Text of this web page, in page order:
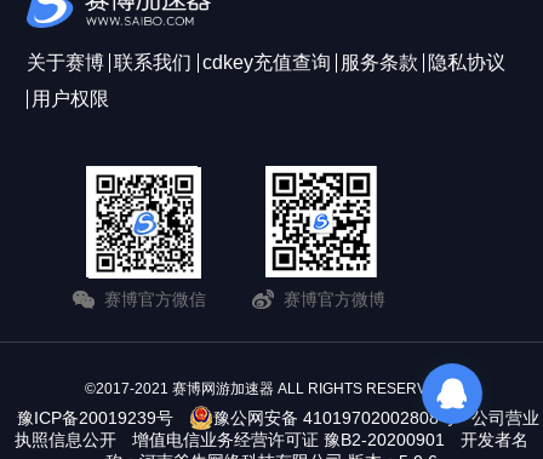
关于赛博 联系我们 cdkey充值查询 服务条款
隐私协议
用户权限
赛博官方微信 赛博官方微博
©2017-2021 赛博网游加速器 ALL RIGHTS RESERVERD
豫ICP备20019239号 豫公网安备 41019702002808号
公司营业
执照信息公开
增值电信业务经营许可证 豫B2-20200901
开发者名